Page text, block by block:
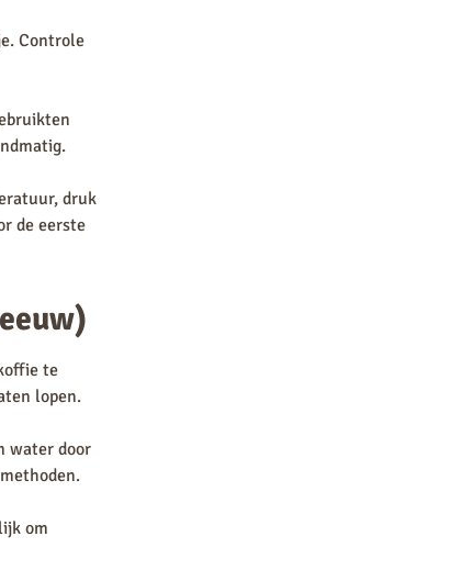
Controle
druk
de eerste
te
lopen.
water door
om